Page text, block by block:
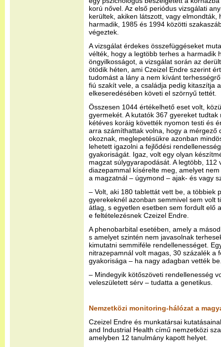
korú nővel. Az első periódus vizsgálati
kerültek, akiken látszott, vagy elmondták,
harmadik, 1985 és 1994 közötti
végeztek.
A vizsgálat érdekes összefüggéseket
vélték, hogy a legtöbb terhes a harmadik
öngyilkosságot, a vizsgálat során az
ötödik héten, ami Czeizel Endre szerint
tudomást a lány a nem kívánt
fiú szakít vele, a családja pedig kitaszítja
elkeseredésében követi el szörnyű tettét.
Összesen 1044 értékelhető eset volt,
gyermekét. A kutatók 367 gyereket
kétéves koráig követték nyomon testi és
arra számíthattak volna, hogy a mérgező
okoznak, meglepetésükre azonban
lehetett igazolni a fejlődési
gyakoriságát. Igaz, volt egy olyan
magzat súlygyarapodását. A legtöbb,
diazepammal kísérelte meg, amelyet
a magzatnál – úgymond – ajak- és vagy
– Volt, aki 180 tablettát vett be, a többiek
gyerekeknél azonban semmivel sem volt
átlag, s egyetlen esetben sem fordult elő
e feltételezésnek Czeizel Endre.
A phenobarbital esetében, amely a
s amelyet szintén nem javasolnak
kimutatni semmiféle rendellenességet.
nitrazepamnál volt magas, 30 százalék a
gyakorisága – ha nagy adagban vették
– Mindegyik kötőszöveti rendellenesség
veleszületett sérv – tudatta a genetikus.
Nemzetközi monitoring-hálózat a
Czeizel Endre és munkatársai
and Industrial Health című nemzetközi
amelyben 12 tanulmány kapott helyet.